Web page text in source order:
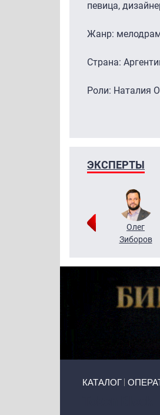
певица,
Жанр:
Страна:
Роли: Наталия
ЭКСПЕРТЫ
Григорий
Олег
Зиборов
КАТАЛОГ